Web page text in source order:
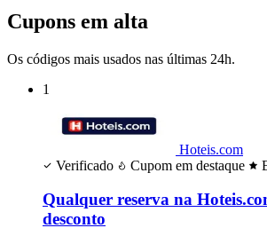
Cupons em alta
Os códigos mais usados nas últimas 24h.
1
Hoteis.com
Verificado
Cupom em destaque
Qualquer reserva na
desconto